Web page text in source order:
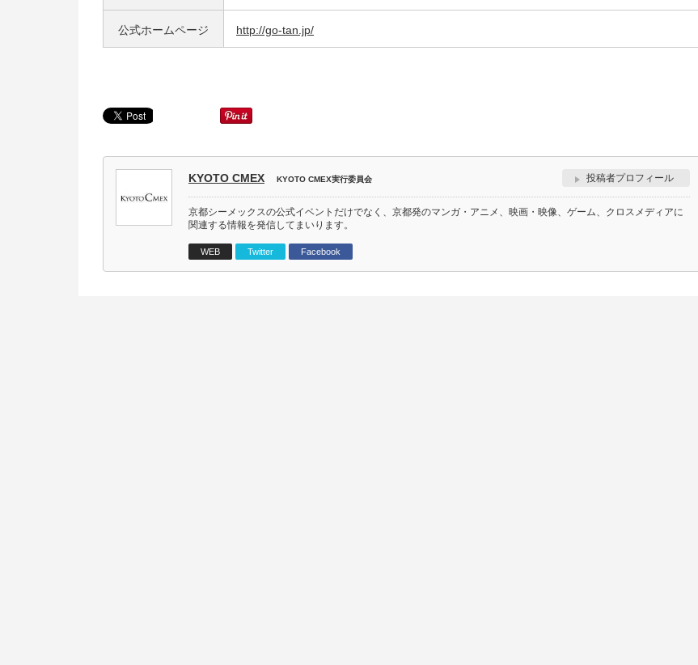
公式ホームページ http://go-tan.jp/
KYOTO CMEX KYOTO CMEX実行委員会 投稿者プロフィール
京都シーメックスの公式イベントだけでなく、京都発のマンガ・アニメ、映画・映像、ゲーム、クロスメディアに
関連する情報を発信してまいります。
WEB Twitter Facebook